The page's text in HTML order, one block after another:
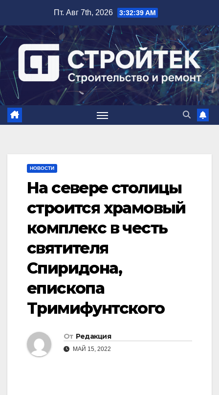
содержимому
Пт. Авг 7th, 2026 3:32:40 AM
НОВОСТИ
На севере столицы
строится храмовый
комплекс в честь
святителя
Спиридона,
епископа
Тримифунтского
От Редакция
МАЙ 15, 2022